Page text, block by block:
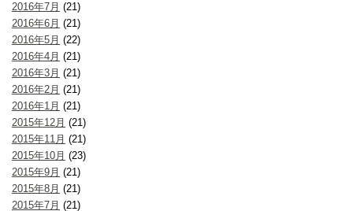
2016年7月 (21)
2016年6月 (21)
2016年5月 (22)
2016年4月 (21)
2016年3月 (21)
2016年2月 (21)
2016年1月 (21)
2015年12月 (21)
2015年11月 (21)
2015年10月 (23)
2015年9月 (21)
2015年8月 (21)
2015年7月 (21)